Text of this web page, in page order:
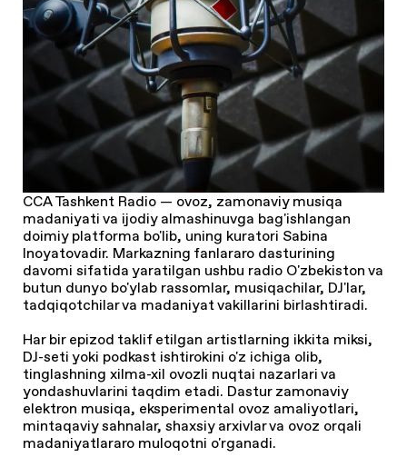
CCA Tashkent Radio — ovoz, zamonaviy musiqa
madaniyati va ijodiy almashinuvga bag'ishlangan
doimiy platforma bo'lib, uning kuratori Sabina
Inoyatovadir. Markazning fanlararo dasturining
davomi sifatida yaratilgan ushbu radio O'zbekiston va
butun dunyo bo'ylab rassomlar, musiqachilar, DJ'lar,
tadqiqotchilar va madaniyat vakillarini birlashtiradi.
Har bir epizod taklif etilgan artistlarning ikkita miksi,
DJ-seti yoki podkast ishtirokini o'z ichiga olib,
tinglashning xilma-xil ovozli nuqtai nazarlari va
yondashuvlarini taqdim etadi. Dastur zamonaviy
elektron musiqa, eksperimental ovoz amaliyotlari,
mintaqaviy sahnalar, shaxsiy arxivlar va ovoz orqali
madaniyatlararo muloqotni o'rganadi.